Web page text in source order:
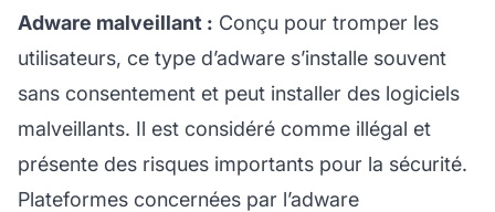
Adware malveillant : Conçu pour tromper les
utilisateurs, ce type d’adware s’installe souvent
sans consentement et peut installer des logiciels
malveillants. Il est considéré comme illégal et
présente des risques importants pour la sécurité.
Plateformes concernées par l’adware